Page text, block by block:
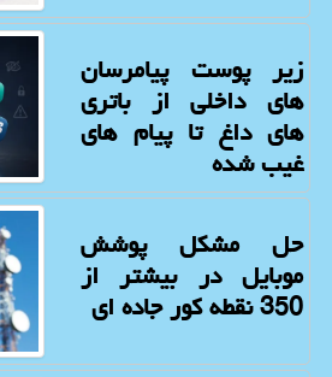
زیر پوست پیامرسان
های داخلی از باتری
های داغ تا پیام های
غیب شده
حل مشکل پوشش
موبایل در بیشتر از
350 نقطه کور جاده ای